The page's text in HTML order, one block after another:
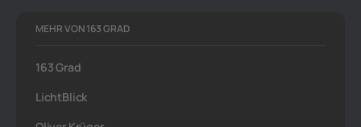
MEHR VON 163 GRAD
163 Grad
LichtBlick